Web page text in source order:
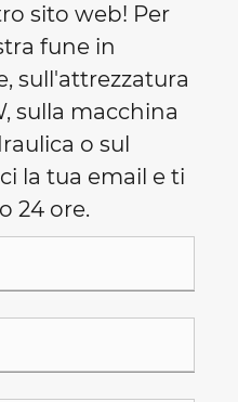
sito web! Per
fune in
sull'attrezzatura
sulla macchina
o sul
la tua email e ti
24 ore.